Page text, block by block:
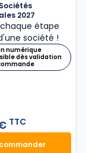
annoté à 79,00 €
2027
étape
société !
numérique
dès validation
TTC
Mémento